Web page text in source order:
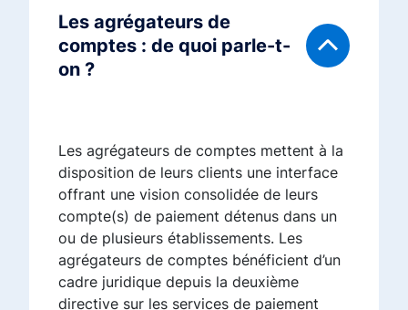
Les agrégateurs de
comptes : de quoi parle-t-
on ?
Les agrégateurs de comptes mettent à la
disposition de leurs clients une interface
offrant une vision consolidée de leurs
compte(s) de paiement détenus dans un
ou de plusieurs établissements. Les
agrégateurs de comptes bénéficient d’un
cadre juridique depuis la deuxième
directive sur les services de paiement